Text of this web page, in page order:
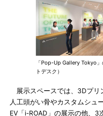
「Pop-Up Gallery Tokyo
トデスク）
展示スペースでは、3Dプリ
人工頭がい骨やカスタムシュ
EV「i-ROAD」の展示の他、